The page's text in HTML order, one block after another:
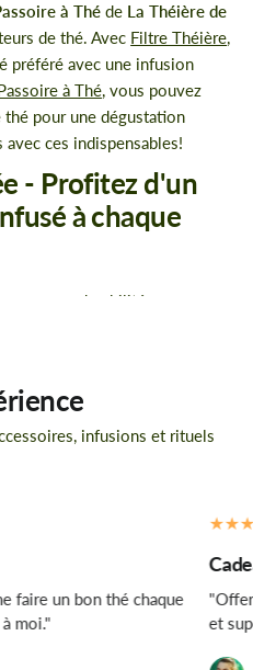
à Thé de La Théière de
de thé. Avec Filtre Théière,
préféré avec une infusion
à Thé, vous pouvez
pour une dégustation
ces indispensables!
- Profitez d'un
à chaque
pour une durabilité
pour une utilisation
fusée est le compagnon
infuseur garantit une infusion
de dégustation de thé.
de 7*4.3cm, il est facile à
de profiter de votre
infusions et rituels
faire un bon thé chaque
moi."
et